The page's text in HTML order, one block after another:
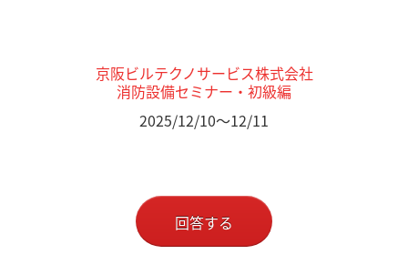
京阪ビルテクノサービス株式会社
消防設備セミナー・初級編
2025/12/10～12/11
回答する